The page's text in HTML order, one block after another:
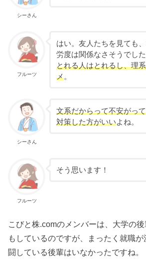
シーさん
フルーツ
はい。友人たちを見ても
労度は関係なさそうでした
とれる人はとれるし、理
メ。
シーさん
文系だからって不安がっ
対策した方がいいよね。
フルーツ
そう思います！
こびと株.comのメンバーは、大学の
もしているのですが、まったく就職
闘している後輩はいなかったですね。